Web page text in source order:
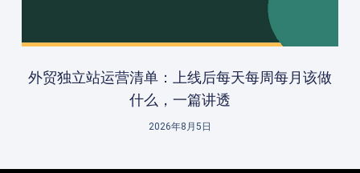
外贸独立站运营清单：上线后每天每周每月该做
什么，一篇讲透
2026年8月5日